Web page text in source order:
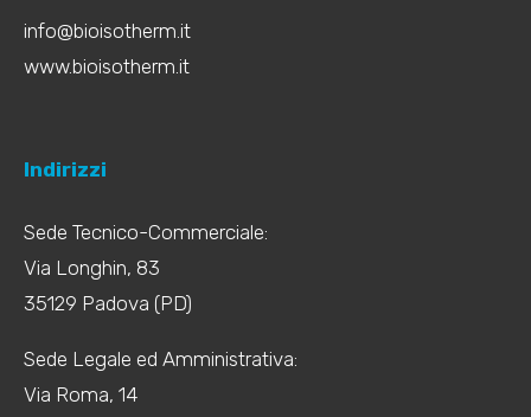
info@bioisotherm.it
www.bioisotherm.it
Indirizzi
Sede Tecnico-Commerciale:
Via Longhin, 83
35129 Padova (PD)
Sede Legale ed Amministrativa:
Via Roma, 14